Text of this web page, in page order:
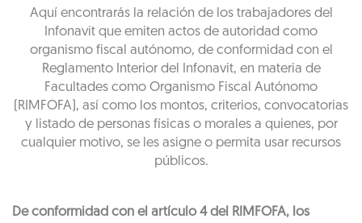
Aquí encontrarás la relación de los trabajadores del
Infonavit que emiten actos de autoridad como
organismo fiscal autónomo, de conformidad con el
Reglamento Interior del Infonavit, en materia de
Facultades como Organismo Fiscal Autónomo
(RIMFOFA), así como los montos, criterios, convocatorias
y listado de personas físicas o morales a quienes, por
cualquier motivo, se les asigne o permita usar recursos
públicos.
De conformidad con el artículo 4 del RIMFOFA, los